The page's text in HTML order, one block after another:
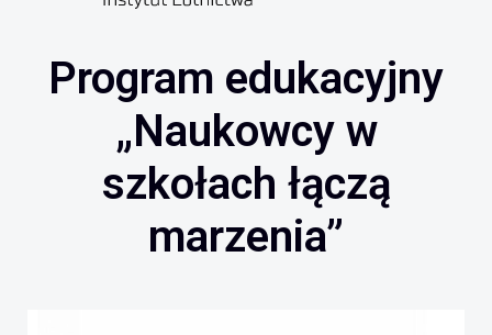
Program edukacyjny
„Naukowcy w
szkołach łączą
marzenia”